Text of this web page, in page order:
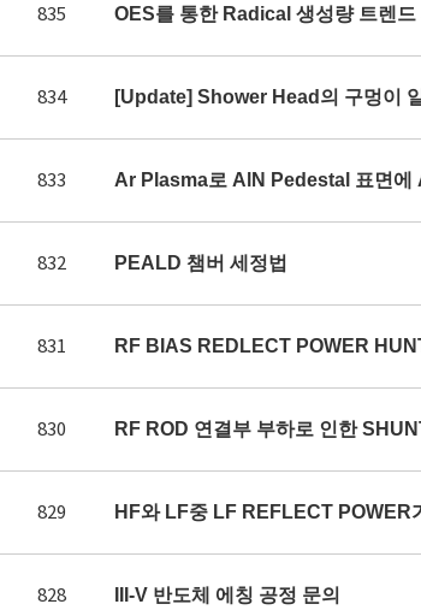
835 OES를 통한 Radical 생성량 트렌드
834 [Update] Shower Head의 구멍이
833 Ar Plasma로 AlN Pedestal 표면
832 PEALD 챔버 세정법
831 RF BIAS REDLECT POWER
830 RF ROD 연결부 부하로 인한
829 HF와 LF중 LF REFLECT POWER
828 III-V 반도체 에칭 공정 문의